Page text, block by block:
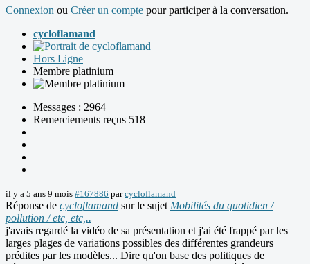
Connexion ou Créer un compte pour participer à la conversation.
cycloflamand
Hors Ligne
Membre platinium
Messages : 2964
Remerciements reçus 518
il y a 5 ans 9 mois #167886 parcycloflamand
Réponse de cycloflamand sur le sujet Mobilités du quotidien /
pollution / etc, etc,..
j'avais regardé la vidéo de sa présentation et j'ai été frappé par les
larges plages de variations possibles des différentes grandeurs
prédites par les modèles... Dire qu'on base des politiques de